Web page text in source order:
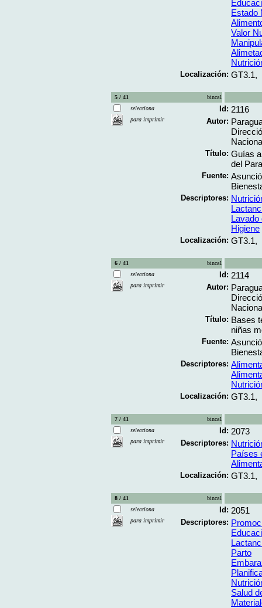
Estado
Valor
Localización: GT3.1,
5 / 41
binca1
selecciona
para imprimir
Id: 2116
Autor:
Título: Guías
del
Fuente:
Descriptores:
Lavado
Higiene
Localización: GT3.1,
6 / 41
binca1
selecciona
para imprimir
Id: 2114
Autor:
Título: Bases
niñas
Fuente:
Descriptores:
Localización: GT3.1,
7 / 41
binca1
selecciona
para imprimir
Id: 2073
Descriptores:
Países
Localización: GT3.1,
8 / 41
binca1
selecciona
para imprimir
Id: 2051
Descriptores:
Parto
Salud